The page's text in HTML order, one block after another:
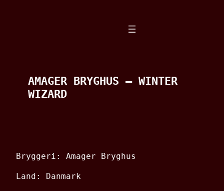
AMAGER BRYGHUS – WINTER
WIZARD
Bryggeri: Amager Bryghus
Land: Danmark